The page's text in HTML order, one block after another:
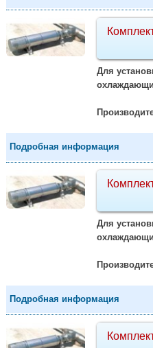
Для
Подробная информация
Для
Подробная информация